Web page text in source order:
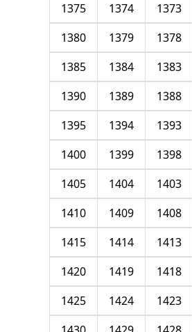
1373
1374
1375
1378
1379
1380
1383
1384
1385
1388
1389
1390
1393
1394
1395
1398
1399
1400
1403
1404
1405
1408
1409
1410
1413
1414
1415
1418
1419
1420
1423
1424
1425